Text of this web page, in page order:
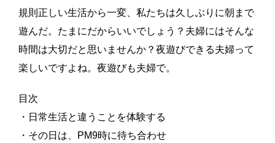
規則正しい生活から一変、私たちは久しぶりに朝まで
遊んだ。たまにだからいいでしょう？夫婦にはそんな
時間は大切だと思いませんか？夜遊びできる夫婦って
楽しいですよね。夜遊びも夫婦で。
目次
・日常生活と違うことを体験する
・その日は、PM9時に待ち合わせ